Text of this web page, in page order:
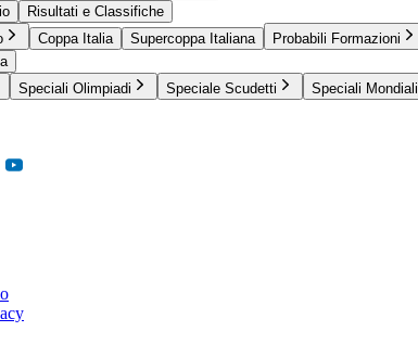
Risultati e Classifiche
Coppa Italia Supercoppa Italiana Probabili Formazioni
Speciali Olimpiadi Speciale Scudetti Speciali Mondiali